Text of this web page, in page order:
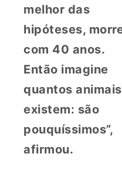
melhor das
hipóteses,
com 40 anos.
Então imagine
quantos animais
existem: são
pouquíssimos”,
afirmou.